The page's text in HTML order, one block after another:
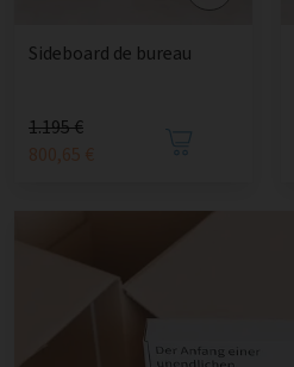
Sideboard de bureau
1.195 €
800,65 €